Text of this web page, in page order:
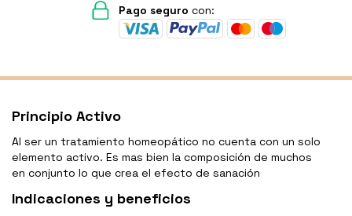
Pago seguro con:
Principio Activo
Al ser un tratamiento homeopático no cuenta con un solo
elemento activo. Es mas bien la composición de muchos
en conjunto lo que crea el efecto de sanación
Indicaciones y beneficios